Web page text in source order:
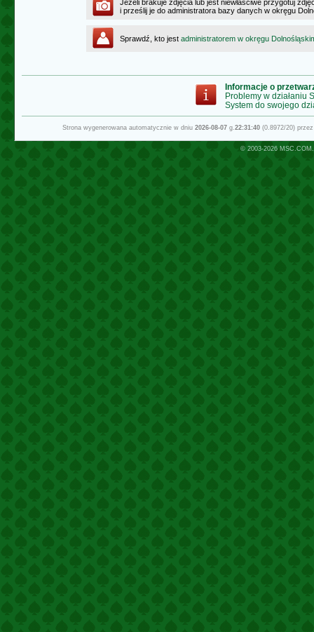
Jeżeli brakuje zdjęcia lub jest niewłaściwe przygotuj
i prześlij je do administratora bazy danych w okręgu
Sprawdź, kto jest administratorem w okręgu
Informacje o
Problemy w działaniu
System do swojego
Strona wygenerowana automatycznie w dniu 2026-08-07g.22:31:40(0.8972/20)
© 2003-2026